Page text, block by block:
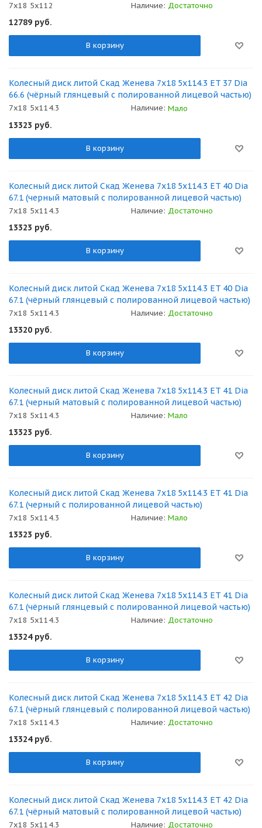
7x18 5x112 Наличие: Достаточно
12789 руб.
В корзину
Колесный диск литой Скад Женева 7x18 5x114.3 ET 37 Dia
66.6 (чёрный глянцевый с полированной лицевой частью)
7x18 5x114.3 Наличие: Мало
13323 руб.
В корзину
Колесный диск литой Скад Женева 7x18 5x114.3 ET 40 Dia
67.1 (черный матовый с полированной лицевой частью)
7x18 5x114.3 Наличие: Достаточно
13323 руб.
В корзину
Колесный диск литой Скад Женева 7x18 5x114.3 ET 40 Dia
67.1 (чёрный глянцевый с полированной лицевой частью)
7x18 5x114.3 Наличие: Достаточно
13320 руб.
В корзину
Колесный диск литой Скад Женева 7x18 5x114.3 ET 41 Dia
67.1 (черный матовый с полированной лицевой частью)
7x18 5x114.3 Наличие: Мало
13323 руб.
В корзину
Колесный диск литой Скад Женева 7x18 5x114.3 ET 41 Dia
67.1 (черный с полированной лицевой частью)
7x18 5x114.3 Наличие: Мало
13323 руб.
В корзину
Колесный диск литой Скад Женева 7x18 5x114.3 ET 41 Dia
67.1 (чёрный глянцевый с полированной лицевой частью)
7x18 5x114.3 Наличие: Достаточно
13324руб.
В корзину
Колесный диск литой Скад Женева 7x18 5x114.3 ET 42 Dia
67.1 (чёрный глянцевый с полированной лицевой частью)
7x18 5x114.3 Наличие: Достаточно
13324руб.
В корзину
Колесный диск литой Скад Женева 7x18 5x114.3 ET 42 Dia
67.1 (чёрный матовый с полированной лицевой частью)
7x18 5x114.3 Наличие: Достаточно